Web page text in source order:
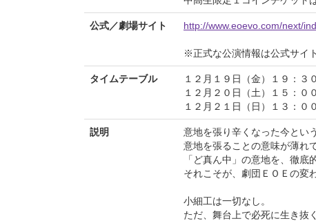
公式／劇場サイト http://www.eoevo.com/next/
※正式な公演情報は公式サイ
タイムテーブル
１２月１９日（金）１９：３０
１２月２０日（土）１５：
１２月２１日（日）１３：
説明
意地を張り辛くなった今とい
意地を張ることの意味が薄れ
「ど真ん中」の意地を、徹底
それこそが、劇団ＥＯＥの変
小細工は一切なし。
ただ、舞台上で必死に生き抜